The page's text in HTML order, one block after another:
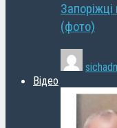
(фото)
Відео